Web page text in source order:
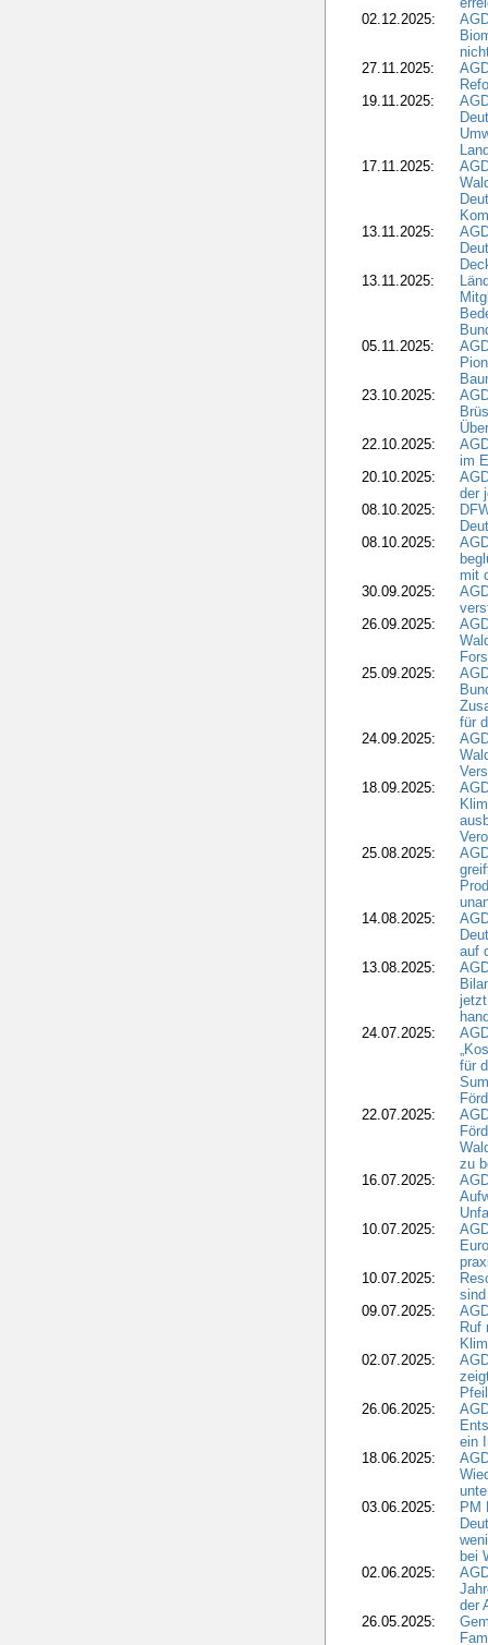
02.12.2025:
27.11.2025:
19.11.2025:
17.11.2025:
13.11.2025:
13.11.2025:
05.11.2025:
23.10.2025:
22.10.2025:
im
20.10.2025:
der
08.10.2025:
08.10.2025:
mit
30.09.2025:
26.09.2025:
25.09.2025:
für
24.09.2025:
18.09.2025:
25.08.2025:
14.08.2025:
auf
13.08.2025:
24.07.2025:
für
22.07.2025:
zu
16.07.2025:
10.07.2025:
10.07.2025:
09.07.2025:
Ruf
02.07.2025:
26.06.2025:
ein
18.06.2025:
03.06.2025:
PM
bei
02.06.2025:
der
26.05.2025: